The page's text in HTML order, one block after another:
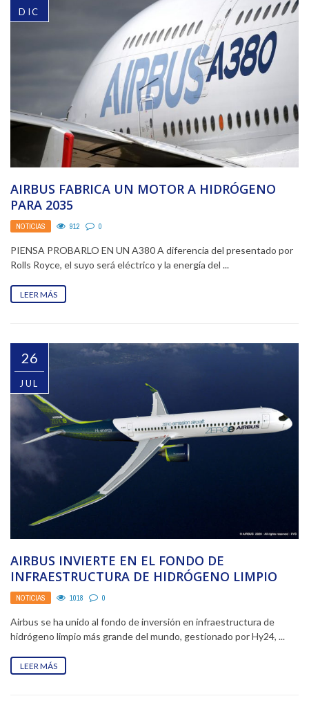
DIC
AIRBUS FABRICA UN MOTOR A HIDRÓGENO
PARA 2035
NOTICIAS 912 0
PIENSA PROBARLO EN UN A380 A diferencia del presentado por
Rolls Royce, el suyo será eléctrico y la energía del ...
LEER MÁS
26
JUL
AIRBUS INVIERTE EN EL FONDO DE
INFRAESTRUCTURA DE HIDRÓGENO LIMPIO
MÁS GRANDE DEL MUNDO GESTIONADO ...
NOTICIAS 1018 0
Airbus se ha unido al fondo de inversión en infraestructura de
hidrógeno limpio más grande del mundo, gestionado por Hy24, ...
LEER MÁS